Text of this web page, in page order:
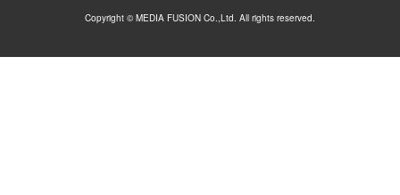
Copyright © MEDIA FUSION Co.,Ltd. All rights reserved.